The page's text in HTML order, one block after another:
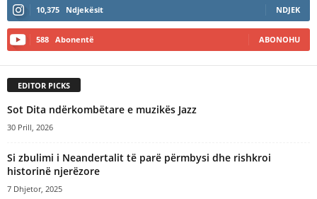
10,375 Ndjekësit NDJEK
588 Abonentë ABONOHU
EDITOR PICKS
​Sot Dita ndërkombëtare e muzikës Jazz
30 Prill, 2026
Si zbulimi i Neandertalit të parë përmbysi dhe rishkroi
historinë njerëzore
7 Dhjetor, 2025